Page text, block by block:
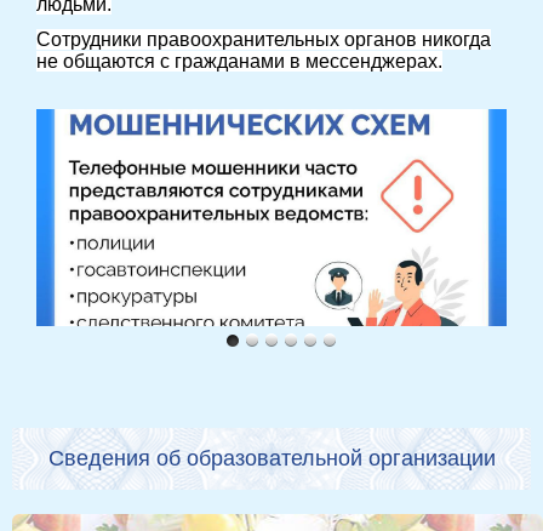
людьми.
Сотрудники правоохранительных органов никогда
не общаются с гражданами в мессенджерах.
Сведения об образовательной организации